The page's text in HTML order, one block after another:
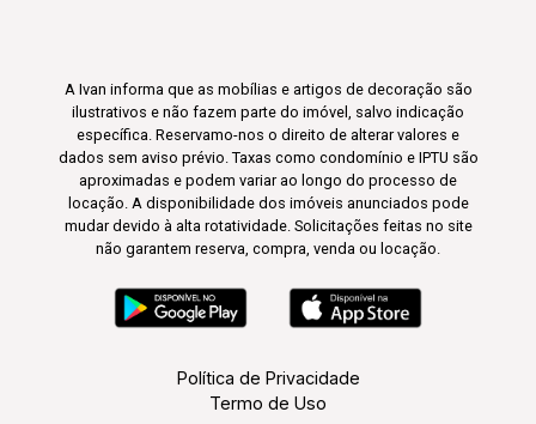
A Ivan informa que as mobílias e artigos de decoração são
ilustrativos e não fazem parte do imóvel, salvo indicação
específica. Reservamo-nos o direito de alterar valores e
dados sem aviso prévio. Taxas como condomínio e IPTU são
aproximadas e podem variar ao longo do processo de
locação. A disponibilidade dos imóveis anunciados pode
mudar devido à alta rotatividade. Solicitações feitas no site
não garantem reserva, compra, venda ou locação.
Política de Privacidade
Termo de Uso